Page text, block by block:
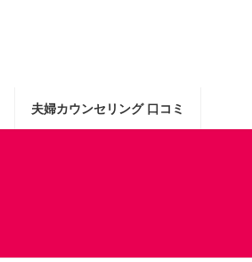
夫婦カウンセリング 口コミ